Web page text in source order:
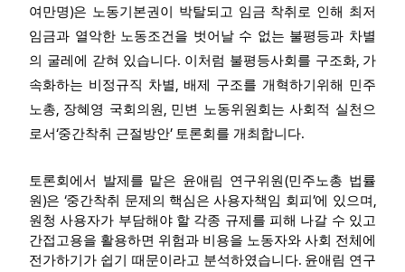
여만명)은 노동기본권이 박탈되고 임금 착취로 인해 최저
임금과 열악한 노동조건을 벗어날 수 없는 불평등과 차별
의 굴레에 갇혀 있습니다. 이처럼 불평등사회를 구조화, 가
속화하는 비정규직 차별, 배제 구조를 개혁하기위해 민주
노총, 장혜영 국회의원 , 민변 노동위원회는 사회적 실천으
로서‘중간착취 근절방안’ 토론회를 개최합니다.
토론회에서 발제를 맡은 윤애림 연구위원 (민주노총 법률
원 )은 ‘중간착취 문제의 핵심은 사용자책임 회피 ’에 있으며 ,
원청 사용자가 부담해야 할 각종 규제를 피해 나갈 수 있고
간접고용을 활용하면 위험과 비용을 노동자와 사회 전체에
전가하기가 쉽기 때문이라고 분석하였습니다. 윤애림 연구